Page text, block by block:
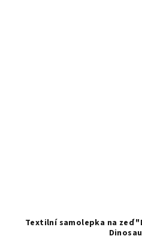
Textilní samolepka na zeď